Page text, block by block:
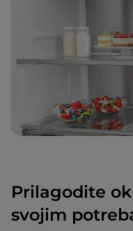
Prilagodite
svojim